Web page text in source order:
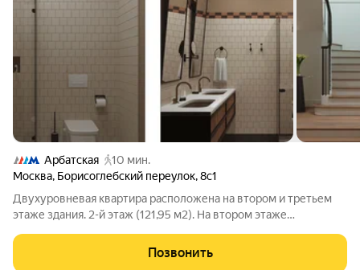
Арбатская
10 мин.
Москва, Борисоглебский переулок,8с1
Двухуровневая квартира расположена на втором и третьем
этаже здания. 2-й этаж (121,95 м2). На втором этаже
гардеробной комнатой (площадью 6,11 м2) и три гостевые
спальни (площадью от 19 м2). В
Позвонить